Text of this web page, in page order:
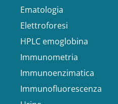
Ematologia
Elettroforesi
HPLC emoglobina
Immunometria
Immunoenzimatica
Immunofluorescenza